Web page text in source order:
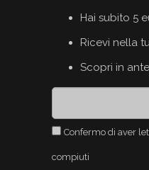
Hai subito 5
Ricevi nella
Scopri in
Confermo di aver
compiuti